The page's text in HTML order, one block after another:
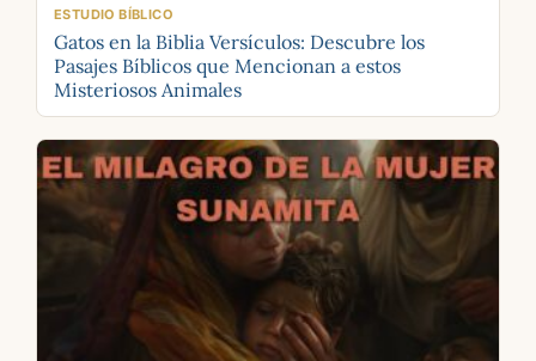
ESTUDIO BÍBLICO
Gatos en la Biblia Versículos: Descubre los
Pasajes Bíblicos que Mencionan a estos
Misteriosos Animales